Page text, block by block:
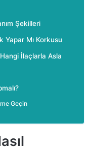
Şekilleri
Yapar Mı Korkusu
İlaçlarla Asla
Geçin